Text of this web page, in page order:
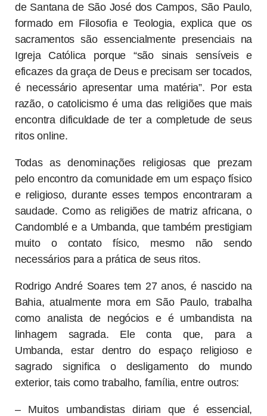
de Santana de São José dos Campos, São Paulo,
formado em Filosofia e Teologia, explica que os
sacramentos são essencialmente presenciais na
Igreja Católica porque “são sinais sensíveis e
eficazes da graça de Deus e precisam ser tocados,
é necessário apresentar uma matéria”. Por esta
razão, o catolicismo é uma das religiões que mais
encontra dificuldade de ter a completude de seus
ritos online.
Todas as denominações religiosas que prezam
pelo encontro da comunidade em um espaço físico
e religioso, durante esses tempos encontraram a
saudade. Como as religiões de matriz africana, o
Candomblé e a Umbanda, que também prestigiam
muito o contato físico, mesmo não sendo
necessários para a prática de seus ritos.
Rodrigo André Soares tem 27 anos, é nascido na
Bahia, atualmente mora em São Paulo, trabalha
como analista de negócios e é umbandista na
linhagem sagrada. Ele conta que, para a
Umbanda, estar dentro do espaço religioso e
sagrado significa o desligamento do mundo
exterior, tais como trabalho, família, entre outros:
– Muitos umbandistas diriam que é essencial,